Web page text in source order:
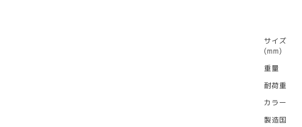
サイズ
(mm)
重量
耐荷重
カラー
製造国